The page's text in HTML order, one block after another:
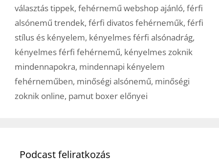
választás tippek, fehérnemű webshop ajánló, férfi
alsónemű trendek, férfi divatos fehérneműk, férfi
stílus és kényelem, kényelmes férfi alsónadrág,
kényelmes férfi fehérnemű, kényelmes zoknik
mindennapokra, mindennapi kényelem
fehérneműben, minőségi alsónemű, minőségi
zoknik online, pamut boxer előnyei
Podcast feliratkozás